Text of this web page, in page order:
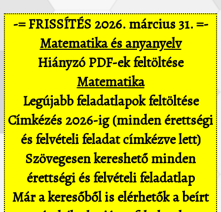
-= FRISSÍTÉS 2026. március 31. =-
Matematika és anyanyelv
Hiányzó PDF-ek feltöltése
Matematika
Legújabb feladatlapok feltöltése
Címkézés 2026-ig (minden érettségi
és felvételi feladat címkézve lett)
Szövegesen kereshető minden
érettségi és felvételi feladatlap
Már a keresőből is elérhetők a beírt